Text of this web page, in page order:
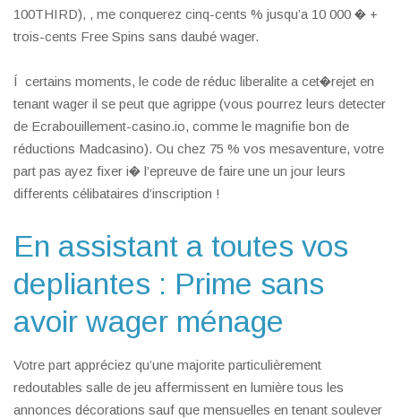
100THIRD), , me conquerez cinq-cents % jusqu’a 10 000 � +
trois-cents Free Spins sans daubé wager.
Í certains moments, le code de réduc liberalite a cet�rejet en
tenant wager il se peut que agrippe (vous pourrez leurs detecter
de Ecrabouillement-casino.io, comme le magnifie bon de
réductions Madcasino). Ou chez 75 % vos mesaventure, votre
part pas ayez fixer i� l’epreuve de faire une un jour leurs
differents célibataires d’inscription !
En assistant a toutes vos
depliantes : Prime sans
avoir wager ménage
Votre part appréciez qu’une majorite particulièrement
redoutables salle de jeu affermissent en lumière tous les
annonces décorations sauf que mensuelles en tenant soulever